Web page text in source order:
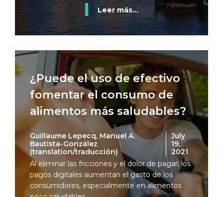
Leer más...
¿Puede el uso de efectivo
fomentar el consumo de
alimentos más saludables?
Guillaume Lepecq, Manuel A.
Bautista-González
(translation/traducción)
July
19,
2021
Al eliminar las fricciones y el dolor de pagar, los
pagos digitales aumentan el gasto de los
consumidores, especialmente en alimentos